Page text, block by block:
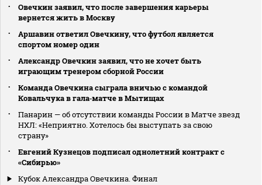
Овечкин заявил, что после завершения карьеры
вернется жить в Москву
Аршавин ответил Овечкину, что футбол является
спортом номер один
Александр Овечкин заявил, что не хочет быть
играющим тренером сборной России
Команда Овечкина сыграла вничью с командой
Ковальчука в гала‑матче в Мытищах
Панарин — об отсутствии команды России в Матче звезд
НХЛ: «Неприятно. Хотелось бы выступать за свою
страну»
Евгений Кузнецов подписал однолетний контракт с
«Сибирью»
Кубок Александра Овечкина. Финал